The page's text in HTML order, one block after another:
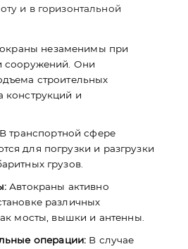
и в горизонтальной
незаменимы при
сооружений. Они
строительных
конструкций и
транспортной сфере
для погрузки и разгрузки
грузов.
Автокраны активно
различных
мосты, вышки и антенны.
операции: В случае